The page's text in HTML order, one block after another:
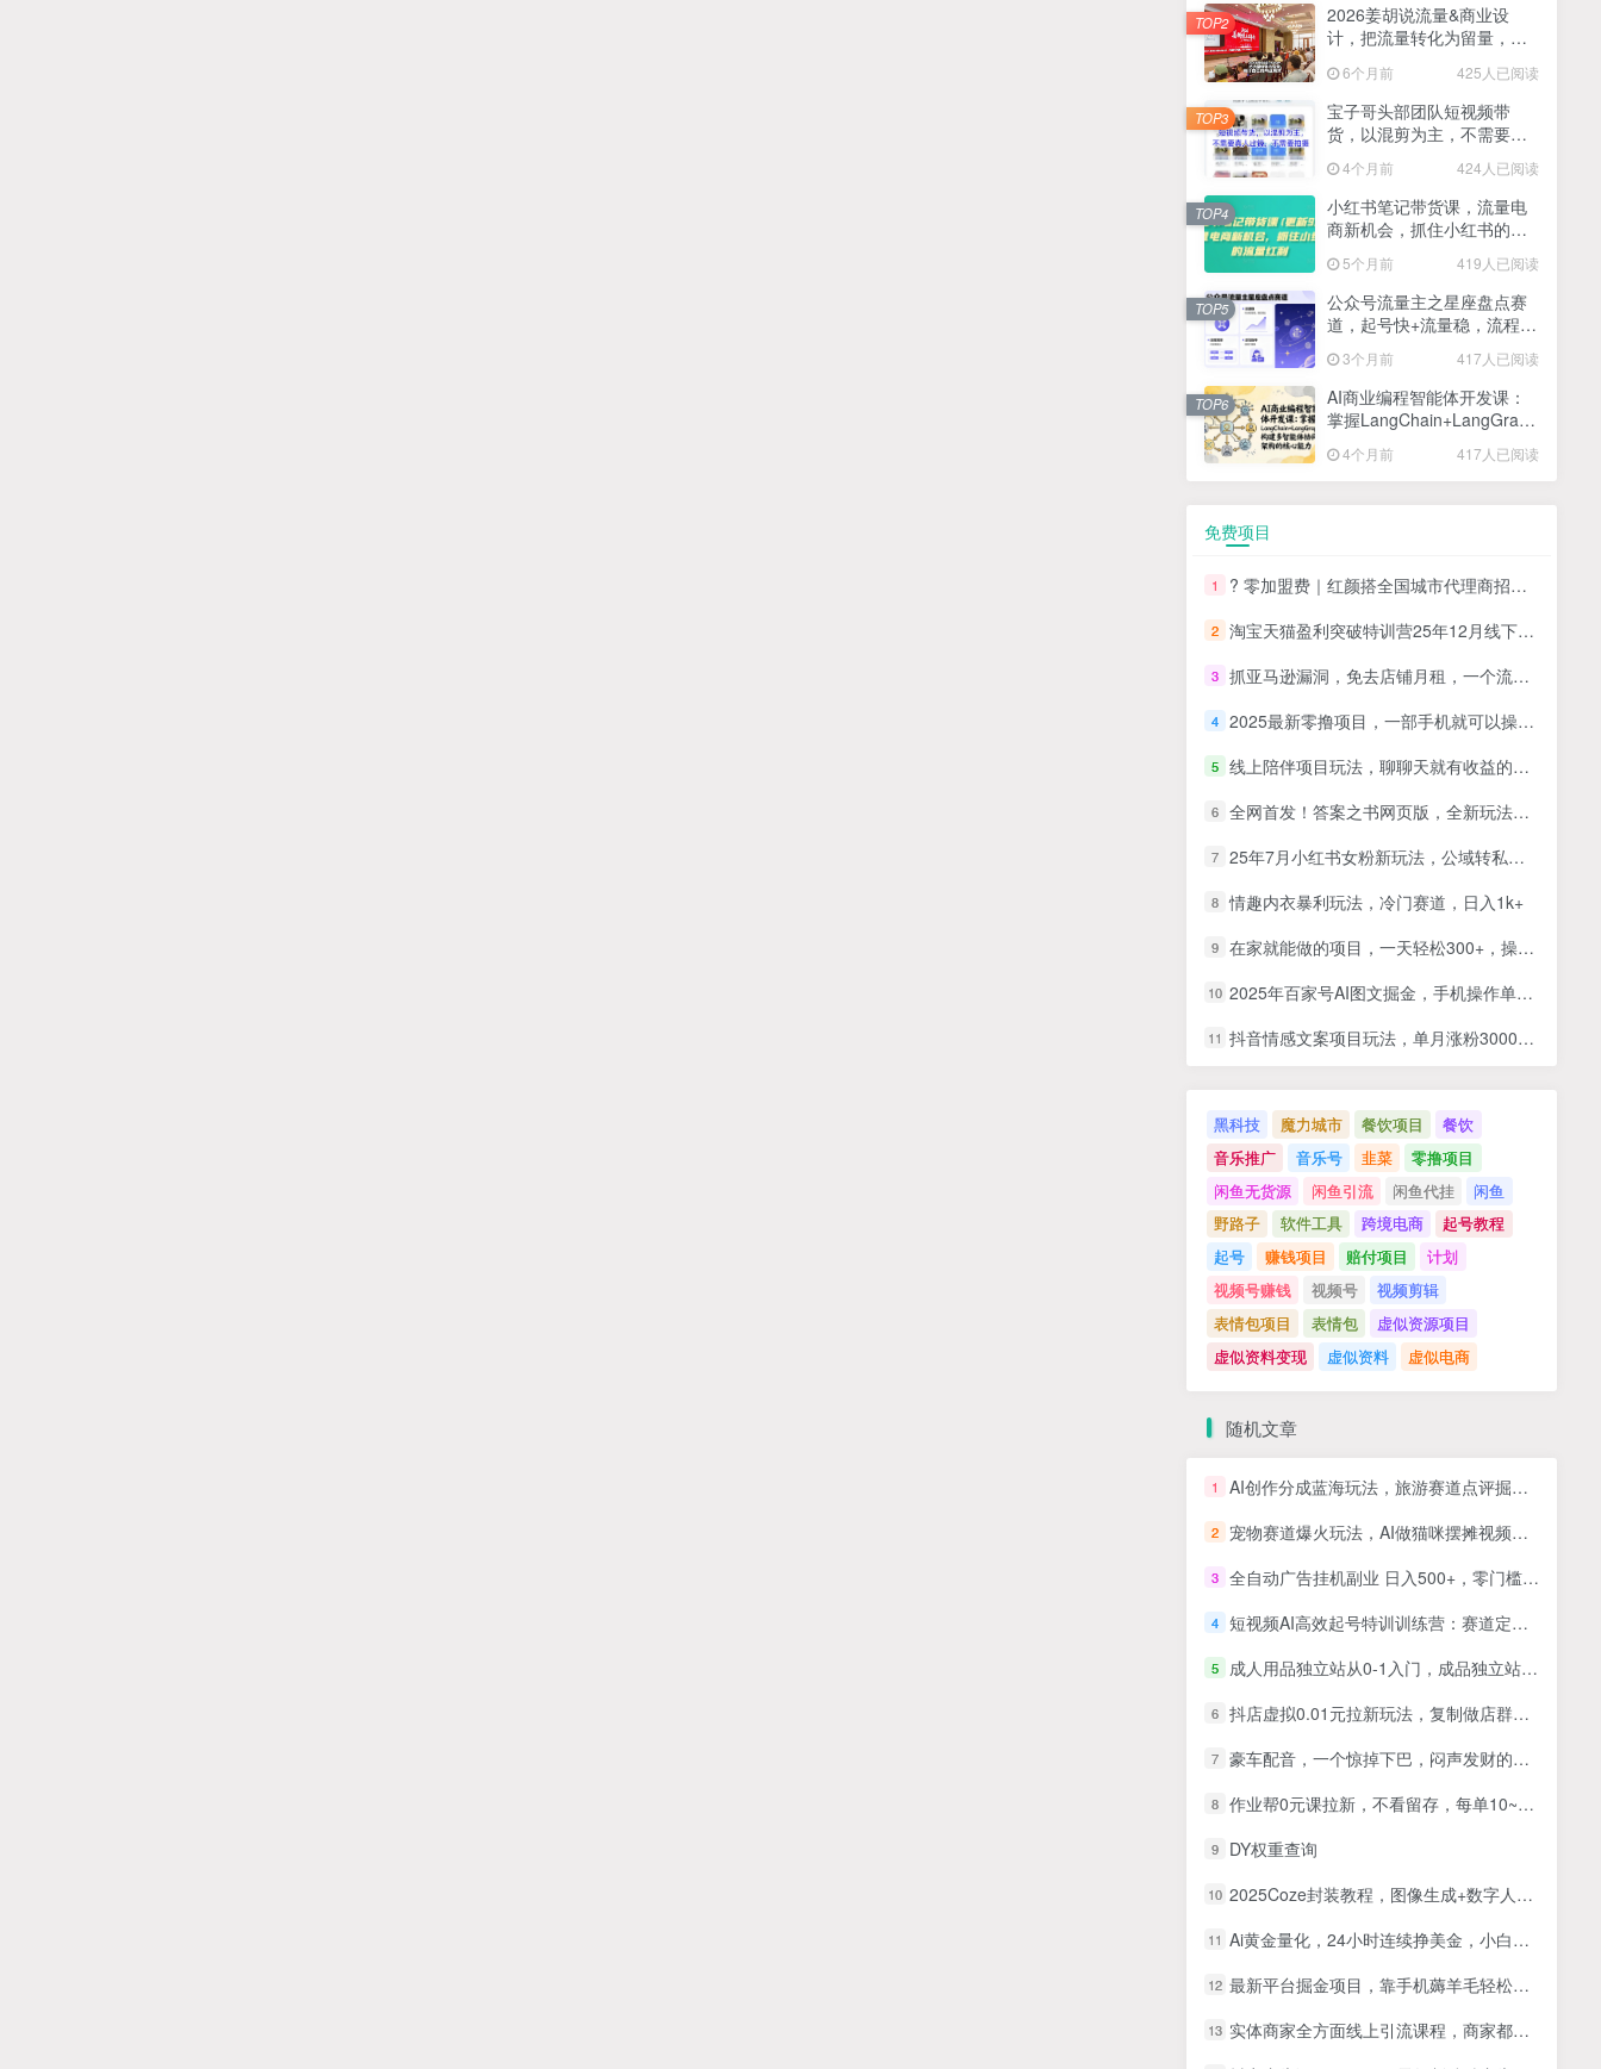
5 线上陪伴项目玩法，聊聊天就有收益的项目，一个月收益5000+
6 全网首发！答案之书网页版，全新玩法，搭配文档和网页，日入1k+零门槛小白首选副业
7 25年7月小红书女粉新玩法，公域转私域变现，日轻松变现2张+，5分钟简单复制好上手
8 情趣内衣暴利玩法，冷门赛道，日入1k+
9 在家就能做的项目，一天轻松300+，操作简单上手快
10 2025年百家号AI图文掘金，手机操作单号月入4-5位数，低门槛【附指令+工具】
抖音情感文案项目玩法，单月涨粉3000+，新手小白也能做
2026姜胡说流量&商业设
计，把流量转化为留量，设
6个月前 425人已阅读
TOP2
宝子哥头部团队短视频带
货，以混剪为主，不需要真
26年3月】
4个月前 424人已阅读
TOP3
小红书笔记带货课，流量电
商新机会，抓住小红书的流
5个月前 419人已阅读
TOP4
公众号流量主之星座盘点赛
道，起号快+流量稳，流程简
3个月前 417人已阅读
TOP5
AI商业编程智能体开发课：
掌握LangChain+LangGraph
心能力
4个月前 417人已阅读
TOP6
免费项目
1 ? 零加盟费｜红颜搭全国城市代理商招募正式启动！
2 淘宝天猫盈利突破特训营25年12月线下课，系统性的深度剖析电商企业经营之道，打造电商标准化运营体系
3 抓亚马逊漏洞，免去店铺月租，一个流量大竞争小，让你有机会成大卖的赛道
4 2025最新零撸项目，一部手机就可以操作，20秒一单，零投入纯薅羊毛，无门槛，一天200+【揭秘】
5 线上陪伴项目玩法，聊聊天就有收益的项目，一个月收益5000+
6 全网首发！答案之书网页版，全新玩法，搭配文档和网页，日入1k+零门槛小白首选副业
7 25年7月小红书女粉新玩法，公域转私域变现，日轻松变现2张+，5分钟简单复制好上手
8 情趣内衣暴利玩法，冷门赛道，日入1k+
9 在家就能做的项目，一天轻松300+，操作简单上手快
10 2025年百家号AI图文掘金，手机操作单号月入4-5位数，低门槛【附指令+工具】
11 抖音情感文案项目玩法，单月涨粉3000+，新手小白也能做
黑科技 魔力城市 餐饮项目
餐饮
音乐推广
音乐号 韭菜
零撸项目
闲鱼无货源
闲鱼引流 闲鱼代挂
闲鱼
野路子
软件工具 跨境电商
起号教程
起号
赚钱项目 赔付项目
计划
视频号赚钱
视频号
视频剪辑
表情包项目
表情包
虚似资源项目
虚似资料变现
虚似资料 虚似电商
随机文章
1 AI创作分成蓝海玩法，旅游赛道点评掘金，轻松月入6000+【揭秘】
2 宠物赛道爆火玩法，AI做猫咪摆摊视频，单条视频爆赞32.1万，学会轻松变现【附保姆级教学】
3 全自动广告挂机副业 日入500+，零门槛24小时无人值守被动创收项目
4 短视频AI高效起号特训训练营：赛道定位+文案配音+剪辑思维，小白快速做出高播放作品
5 成人用品独立站从0-1入门，成品独立站运营全流程教学，七大好卖成品独立站推荐
6 抖店虚拟0.01元拉新玩法，复制做店群，开店上品，一人操作几十个店
7 豪车配音，一个惊掉下巴，闷声发财的小生意，日赚500+
8 作业帮0元课拉新，不看留存，每单10~160元，转化率越高佣金率越高。
9 DY权重查询
10 2025Coze封装教程，图像生成+数字人+发票处理，可视化操作与流程封装技术
11 Ai黄金量化，24小时连续挣美金，小白轻松入手，简单易操作，日入1000+
12 最新平台掘金项目，靠手机薅羊毛轻松月入过万，小白也能轻松上手，保姆级教程【揭秘】
13 实体商家全方面线上引流课程，商家都能拿到结果的短视频落地方法